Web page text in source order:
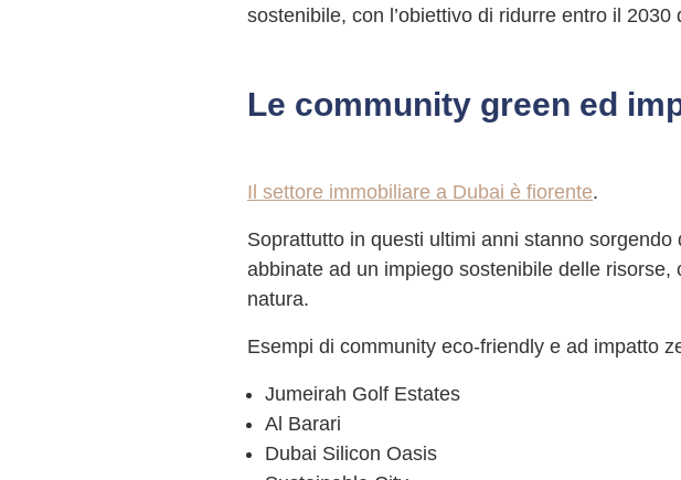
sostenibile, con l’obiettivo di ridurre entro il
Le community green ed
Il settore immobiliare a Dubai è fiorente.
Soprattutto in questi ultimi anni stanno
abbinate ad un impiego sostenibile delle risorse,
natura.
Esempi di community eco-friendly e ad impatto
Jumeirah Golf Estates
Al Barari
Dubai Silicon Oasis